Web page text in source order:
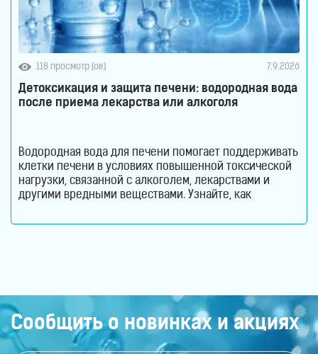
118 просмотр (ов) 7.9.2026
Детоксикация и защита печени: водородная вода
после приема лекарства или алкоголя
Водородная вода для печени помогает поддерживать
клетки печени в условиях повышенной токсической
нагрузки, связанной с алкоголем, лекарствами и
другими вредными веществами. Узнайте, как
оксидативного стресса и защите гепатоцитов. Печень
Сообщить о новинках и акциях